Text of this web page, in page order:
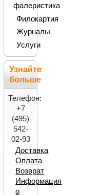
фалеристика
Филокартия
Журналы
Услуги
Узнайте
больше
Телефон:
+7
(495)
542-
02-93
Доставка
Оплата
Возврат
Информация
о